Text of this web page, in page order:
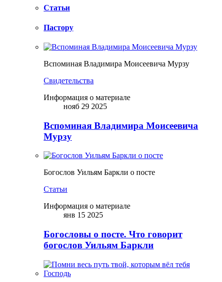
Статьи
Пастору
Вспоминая Владимира Моисеевича Мурзу
Свидетельства
Информация о материале
нояб 29 2025
Вспоминая Владимира Моисеевича
Мурзу
Богослов Уильям Баркли о посте
Статьи
Информация о материале
янв 15 2025
Богословы о посте. Что говорит
богослов Уильям Баркли